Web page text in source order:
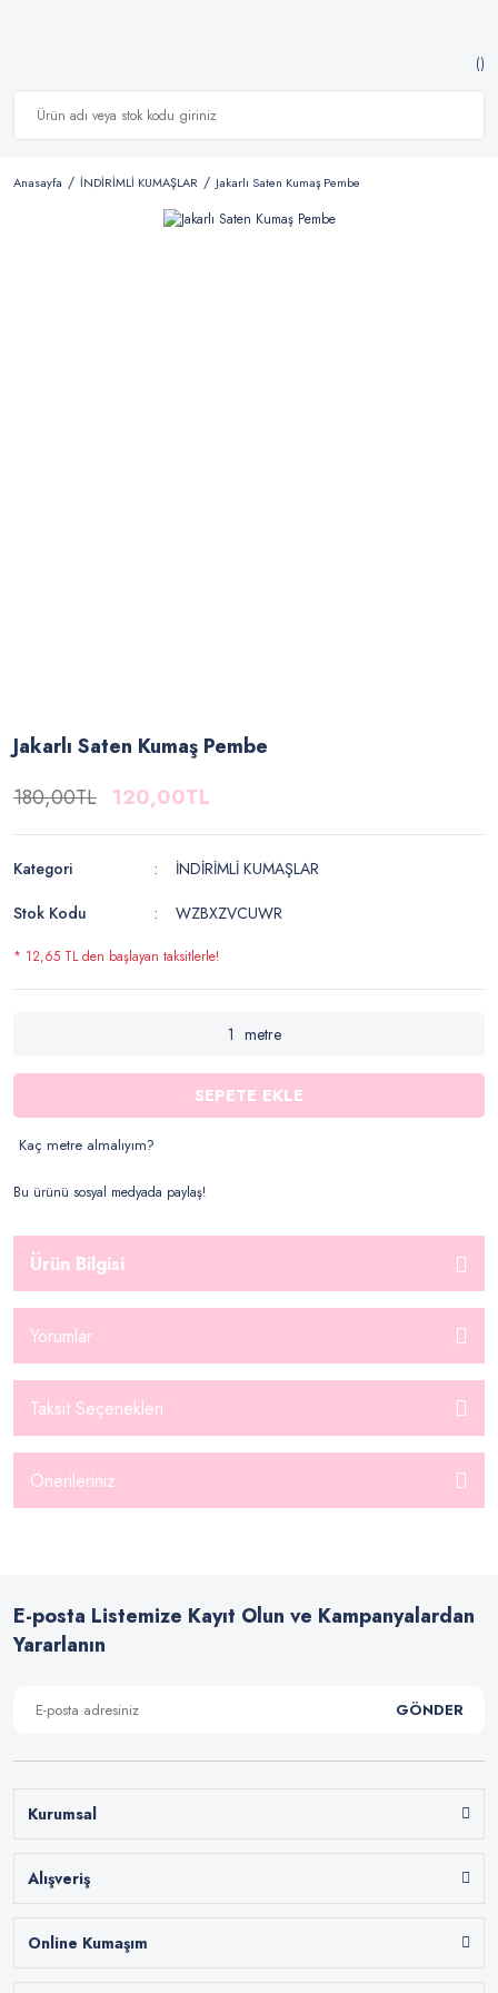
Anasayfa İNDİRİMLİ KUMAŞLAR Jakarlı Saten Kumaş Pembe
Jakarlı Saten Kumaş Pembe
180,00TL 120,00TL
Kategori
İNDİRİMLİ KUMAŞLAR
Stok Kodu
WZBXZVCUWR
* 12,65 TL den başlayan taksitlerle!
metre
SEPETE EKLE
Kaç metre almalıyım?
Bu ürünü sosyal medyada paylaş!
Ürün Bilgisi
Yorumlar
Taksit Seçenekleri
Önerileriniz
E-posta Listemize Kayıt Olun ve Kampanyalardan
Yararlanın
GÖNDER
Kurumsal
Alışveriş
Online Kumaşım